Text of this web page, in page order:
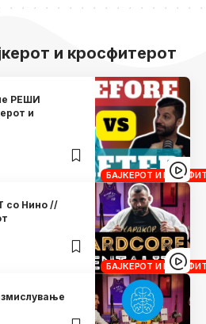
и кросфитерот
БАЈКЕРОТ И
РЕШИ
и
БАЈКЕРОТ И
Нино //